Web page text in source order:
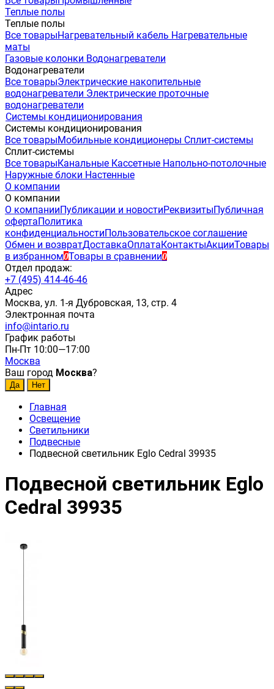
Теплые полы
Теплые полы
Все товарыНагревательный кабель Нагревательные
маты
Газовые колонки Водонагреватели
Водонагреватели
Все товарыЭлектрические накопительные
водонагреватели Электрические проточные
водонагреватели
Системы кондиционирования
Системы кондиционирования
Все товарыМобильные кондиционеры Сплит-системы
Сплит-системы
Все товарыКанальные Кассетные Напольно-потолочные
Наружные блоки Настенные
О компании
О компании
О компанииПубликации и новостиРеквизитыПубличная
офертаПолитика
конфиденциальностиПользовательское соглашение
Обмен и возвратДоставкаОплатаКонтактыАкцииТовары
в избранном0Товары в сравнении0
Отдел продаж:
+7 (495) 414-46-46
Адрес
Москва, ул. 1-я Дубровская, 13, стр. 4
Электронная почта
info@intario.ru
График работы
Пн-Пт 10:00—17:00
Москва
Ваш город Москва?
Главная
Освещение
Светильники
Подвесные
Подвесной светильник Eglo Cedral 39935
Подвесной светильник Eglo
Cedral 39935